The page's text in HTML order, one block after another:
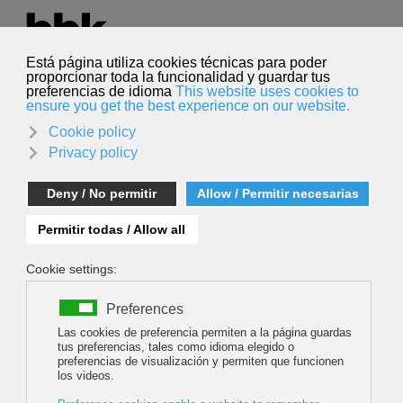
Seleccione su idioma
Español
Buscar
PUEDE UNA MONTAÑA RECORDAR